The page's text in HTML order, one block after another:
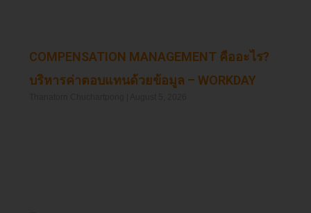
COMPENSATION MANAGEMENT คืออะไร?
บริหารค่าตอบแทนด้วยข้อมูล – WORKDAY